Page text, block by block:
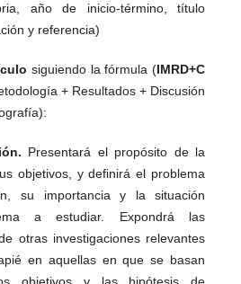
año de inicio-término, título
y referencia)
siguiendo la fórmula (IMRD+C
+ Resultados + Discusión
Presentará el propósito de la
objetivos, y definirá el problema
su importancia y la situación
a estudiar. Expondrá las
otras investigaciones relevantes
en aquellas en que se basan